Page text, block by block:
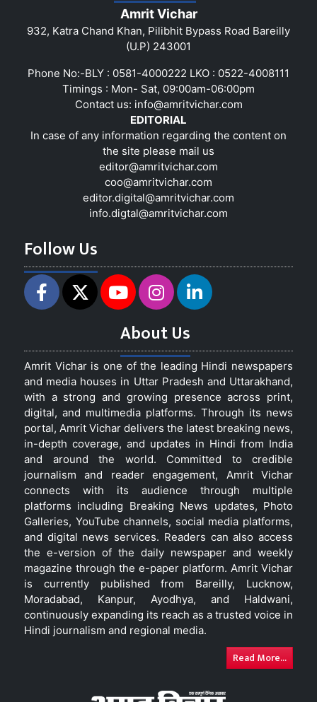
Amrit Vichar
932, Katra Chand Khan, Pilibhit Bypass Road Bareilly
(U.P) 243001
Phone No:-BLY : 0581-4000222 LKO : 0522-4008111
Timings : Mon- Sat, 09:00am-06:00pm
Contact us: info@amritvichar.com
EDITORIAL
In case of any information regarding the content on
the site please mail us
editor@amritvichar.com
coo@amritvichar.com
editor.digital@amritvichar.com
info.digtal@amritvichar.com
Follow Us
About Us
Amrit Vichar is one of the leading Hindi newspapers
and media houses in Uttar Pradesh and Uttarakhand,
with a strong and growing presence across print,
digital, and multimedia platforms. Through its news
portal, Amrit Vichar delivers the latest breaking news,
in-depth coverage, and updates in Hindi from India
and around the world. Committed to credible
journalism and reader engagement, Amrit Vichar
connects with its audience through multiple
platforms including Breaking News updates, Photo
Galleries, YouTube channels, social media platforms,
and digital news services. Readers can also access
the e-version of the daily newspaper and weekly
magazine through the e-paper platform. Amrit Vichar
is currently published from Bareilly, Lucknow,
Moradabad, Kanpur, Ayodhya, and Haldwani,
continuously expanding its reach as a trusted voice in
Hindi journalism and regional media.
Read More...